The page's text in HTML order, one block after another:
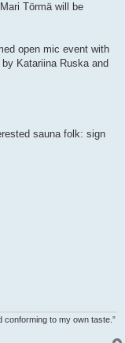
Törmä will be
open mic event with
Katariina Ruska and
sauna folk: sign
conforming to my own taste.”